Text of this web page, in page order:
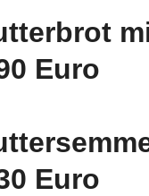
Euro
Euro